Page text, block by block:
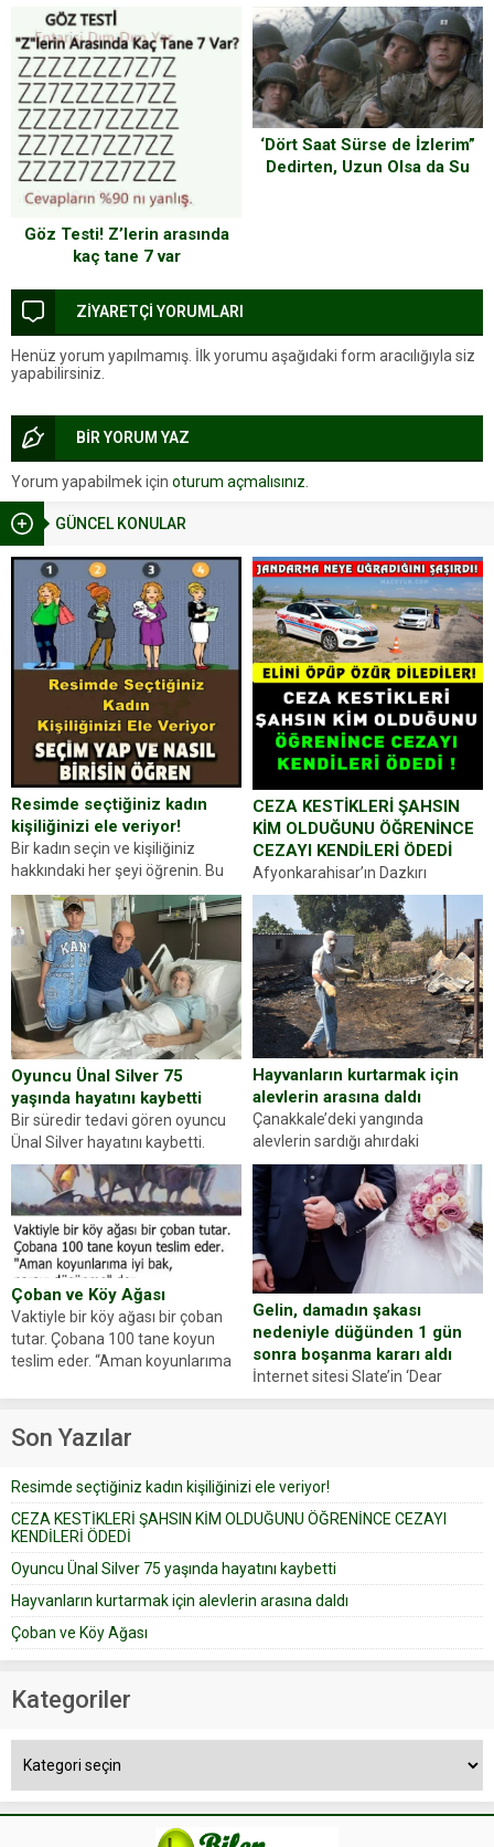
GÜNCEL KONULAR
Resimde seçtiğiniz kadın
kişiliğinizi ele veriyor!
Bir kadın seçin ve kişiliğiniz
hakkındaki her şeyi öğrenin. Bu
kez karşınıza oldukça farklı bir
kişilik testiyle çıkıyoruz. Resimde
gördüğünüz kadın figürlerinden
dikkatinizi en...
CEZA KESTİKLERİ ŞAHSIN
KİM OLDUĞUNU ÖĞRENİNCE
CEZAYI KENDİLERİ ÖDEDİ
Afyonkarahisar’ın Dazkırı
ilçesinde trafik uygulaması
yapan jandarma ekipleri
durdurdukları bir otomobilin
sürücüsünden ehliyet ve ruhsat
sorup belgelerini istedi. Sürücü
Abdurrahman Ö.nün verdiği
evraklarda eksik olduğunu...
Oyuncu Ünal Silver 75
yaşında hayatını kaybetti
Bir süredir tedavi gören oyuncu
Ünal Silver hayatını kaybetti.
Haberi, oyuncunun menajerlik
ajansı duyurdu. Renda Güner,
sosyal medya hesabında “Usta
Oyuncumuz ve çok değerli
dostumuz...
Hayvanların kurtarmak için
alevlerin arasına daldı
Çanakkale’deki yangında
alevlerin sardığı ahırdaki
hayvanlarını kurtarmak isteyen
Zeki Demir (66) ölümden döndü.
Yüzünde ve ellerinde yanıklar
oluşan Demir, kâbus dolu anları
anlattı… Merkeze bağlı...
Çoban ve Köy Ağası
Vaktiyle bir köy ağası bir çoban
tutar. Çobana 100 tane koyun
teslim eder. “Aman koyunlarıma
Çoban koyunları alır gider. Aylar...
Gelin, damadın şakası
nedeniyle düğünden 1 gün
sonra boşanma kararı aldı
İnternet sitesi Slate’in ‘Dear
Prudence’ isimli tavsiye köşesine
yapıştırdığı için düğünden...
Son Yazılar
Resimde seçtiğiniz kadın kişiliğinizi ele veriyor!
CEZA KESTİKLERİ ŞAHSIN KİM OLDUĞUNU ÖĞRENİNCE CEZAYI
KENDİLERİ ÖDEDİ
Oyuncu Ünal Silver 75 yaşında hayatını kaybetti
Hayvanların kurtarmak için alevlerin arasına daldı
Çoban ve Köy Ağası
Kategoriler
Göz Testi! Z’lerin arasında
kaç tane 7 var
‘Dört Saat Sürse de İzlerim”
Dedirten, Uzun Olsa da Su
ZİYARETÇİ YORUMLARI
Henüz yorum yapılmamış. İlk yorumu aşağıdaki form aracılığıyla siz
yapabilirsiniz.
BİR YORUM YAZ
Yorum yapabilmek için oturum açmalısınız